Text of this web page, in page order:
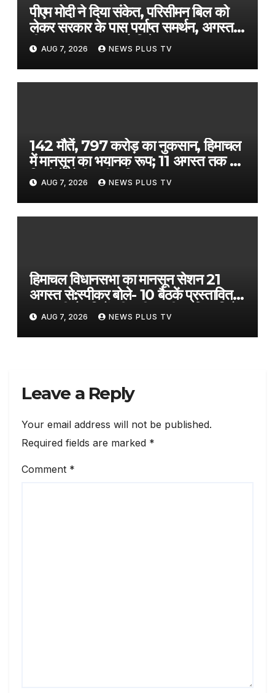
पीएम मोदी ने दिया संकेत, परिसीमन बिल को
लेकर सरकार के पास पर्याप्त समर्थन, अगस्त में
ही बुलाया जा सकता है विशेष सत्र- सूत्र​on
August 7, 2026 at 7:39 am
AUG 7, 2026 NEWS PLUS TV
142 मौतें, 797 करोड़ का नुकसान, हिमाचल
में मानसून का भयानक रूप; 11 अगस्त तक इन
जिलों में होगी भारी बारिश​on August 7,
2026 at 8:19 am
AUG 7, 2026 NEWS PLUS TV
हिमाचल विधानसभा का मानसून सेशन 21
अगस्त से:स्पीकर बोले- 10 बैठकें प्रस्तावित;
सत्र की तैयारियों की समीक्षा की, अधिकारियों
को निर्देश दिए
AUG 7, 2026 NEWS PLUS TV
Leave a Reply
Your email address will not be published.
Required fields are marked *
Comment *